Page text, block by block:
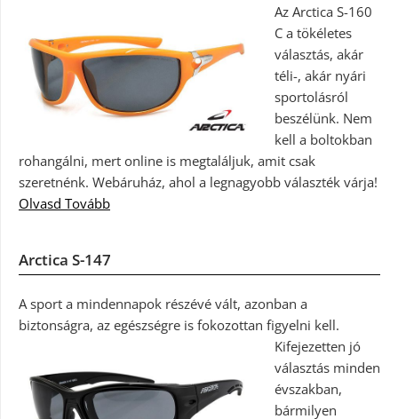
Az Arctica S-160
C a tökéletes
választás, akár
téli-, akár nyári
sportolásról
beszélünk. Nem
kell a boltokban
rohangálni, mert online is megtaláljuk, amit csak
szeretnénk. Webáruház, ahol a legnagyobb választék várja!
Olvasd Tovább
Arctica S-147
A sport a mindennapok részévé vált, azonban a
biztonságra, az egészségre is fokozottan figyelni kell.
Kifejezetten jó
választás minden
évszakban,
bármilyen